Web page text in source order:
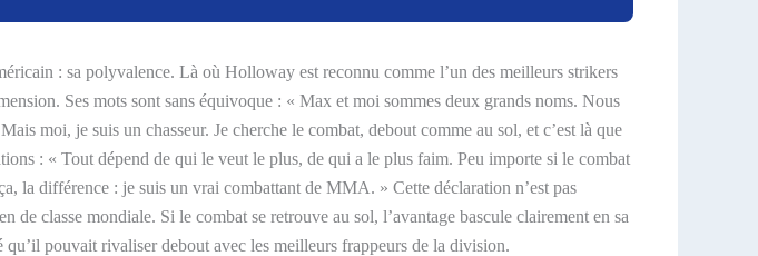
: sa polyvalence. Là où Holloway est reconnu comme l’un des meilleurs strikers
Ses mots sont sans équivoque : « Max et moi sommes deux grands noms. Nous
moi, je suis un chasseur. Je cherche le combat, debout comme au sol, et c’est là que
: « Tout dépend de qui le veut le plus, de qui a le plus faim. Peu importe si le combat
la différence : je suis un vrai combattant de MMA. » Cette déclaration n’est pas
classe mondiale. Si le combat se retrouve au sol, l’avantage bascule clairement en sa
pouvait rivaliser debout avec les meilleurs frappeurs de la division.